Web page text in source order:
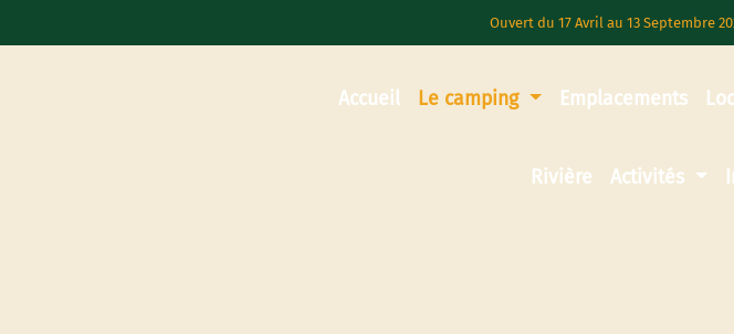
Ouvert du 17 Avril au 13 Septembre
Accueil Le camping Emplacements
Rivière Activités